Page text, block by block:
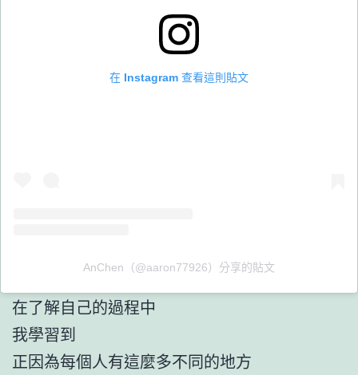
在 Instagram 查看這則貼文
AnChen（@aaron77926）分享的貼文
在了解自己的過程中
我學習到
正因為每個人有這麼多不同的地方